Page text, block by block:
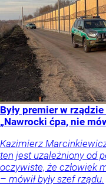
Były premier w
„Nawrocki ćpa, nie
Kazimierz
ten jest uzależniony od
oczywiste, że człowiek
– mówił były szef rządu.